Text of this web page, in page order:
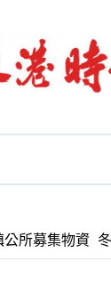
公所募集物資